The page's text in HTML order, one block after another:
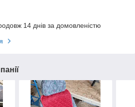
14 днів за домовленістю